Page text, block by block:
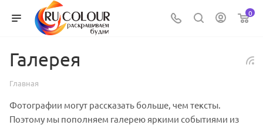
0
Галерея
Главная
Фотографии могут рассказать больше, чем тексты.
Поэтому мы пополняем галерею яркими событиями из